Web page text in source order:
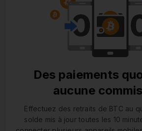
Des paiements
aucune
Effectuez des retraits de BTC au
solde mis à jour toutes les 10